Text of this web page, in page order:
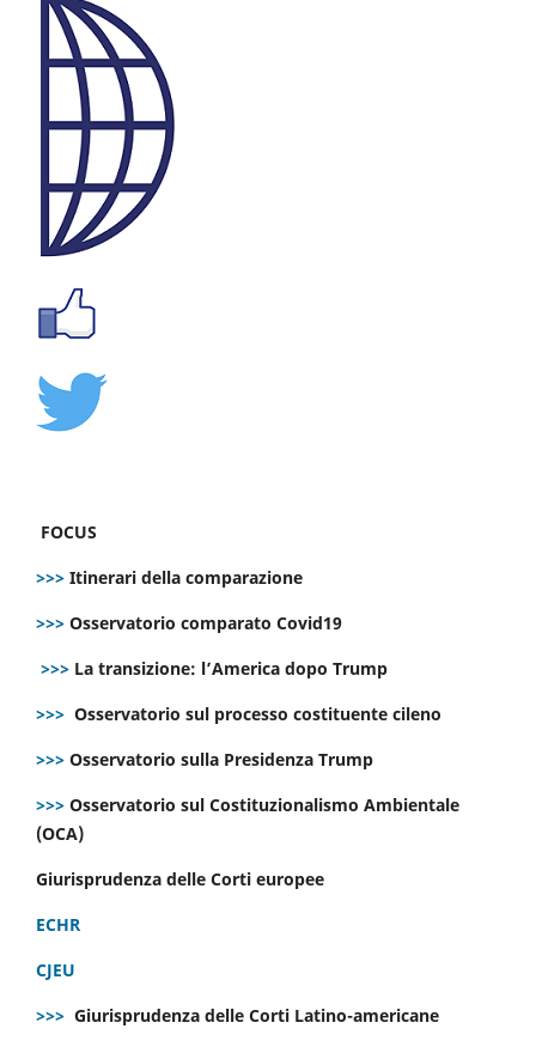
FOCUS
>>> Itinerari della comparazione
>>> Osservatorio comparato Covid19
>>> La transizione: l’America dopo Trump
>>> Osservatorio sul processo costituente cileno
>>> Osservatorio sulla Presidenza Trump
>>> Osservatorio sul Costituzionalismo Ambientale
(OCA)
Giurisprudenza delle Corti europee
ECHR
CJEU
>>> Giurisprudenza delle Corti Latino-americane